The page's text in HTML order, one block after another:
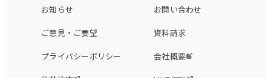
お知らせ お問い合わせ
ご意見・ご要望 資料請求
プライバシーポリシー 会社概要